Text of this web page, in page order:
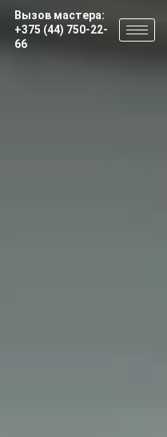
Вызов мастера:
+375 (44) 750-22-
66